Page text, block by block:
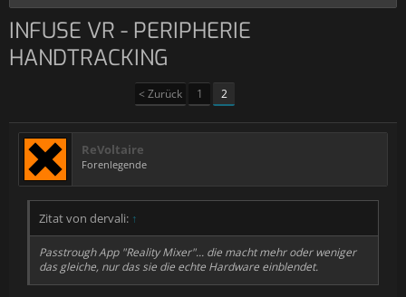
INFUSE VR - PERIPHERIE
HANDTRACKING
< Zurück 1 2
ReVoltaire
Forenlegende
Zitat von dervali: ↑
Passtrough App "Reality Mixer"... die macht mehr oder weniger
das gleiche, nur das sie die echte Hardware einblendet.